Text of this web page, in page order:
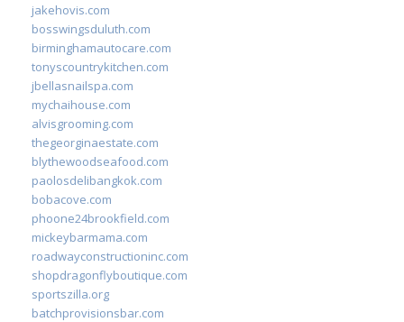
jakehovis.com
bosswingsduluth.com
birminghamautocare.com
tonyscountrykitchen.com
jbellasnailspa.com
mychaihouse.com
alvisgrooming.com
thegeorginaestate.com
blythewoodseafood.com
paolosdelibangkok.com
bobacove.com
phoone24brookfield.com
mickeybarmama.com
roadwayconstructioninc.com
shopdragonflyboutique.com
sportszilla.org
batchprovisionsbar.com